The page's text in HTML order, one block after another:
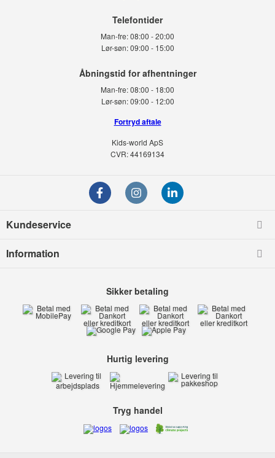
Telefontider
Man-fre:08:00 - 20:00
Lør-søn: 09:00 - 15:00
Man-fre:08:00 - 18:00
Lør-søn:09:00 - 12:00
Fortryd aftale
Kids-world ApS
CVR: 44169134
Kundeservice
Information
Sikker betaling
Hurtig levering
Tryg handel